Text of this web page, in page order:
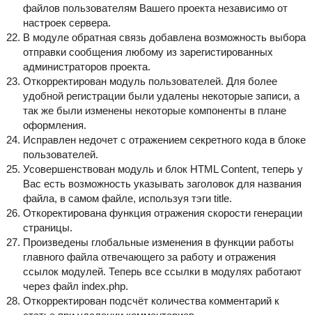
файлов пользователям Вашего проекта независимо от
настроек сервера.
В модуле обратная связь добавлена возможность выбора
отправки сообщения любому из зарегистированных
администраторов проекта.
Откорректирован модуль пользователей. Для более
удобной регистрации были удалены некоторые записи, а
так же были изменены некоторые компоненты в плане
оформления.
Исправлен недочет с отражением секретного кода в блоке
пользователей.
Усовершенствован модуль и блок HTML Content, теперь у
Вас есть возможность указывать заголовок для названия
файла, в самом файле, используя тэги title.
Откоректирована функция отражения скорости генерации
страницы.
Произведены глобальные изменения в функции работы
главного файла отвечающего за работу и отражения
ссылок модулей. Теперь все ссылки в модулях работают
через файл index.php.
Откорректирован подсчёт количества комментарий к